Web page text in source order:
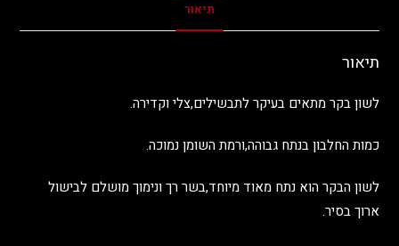
תיאור
תיאור
לשון בקר מתאים בעיקר לתבשילים,צלי וקדירה.
כמות החלבון בנתח גבוהה,ורמת השומן נמוכה.
לשון הבקר הוא נתח מאוד מיוחד,בשר רך ונימוך מושלם לבישול
ארוך בסיר.